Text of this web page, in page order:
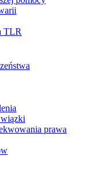
TLR
prawa